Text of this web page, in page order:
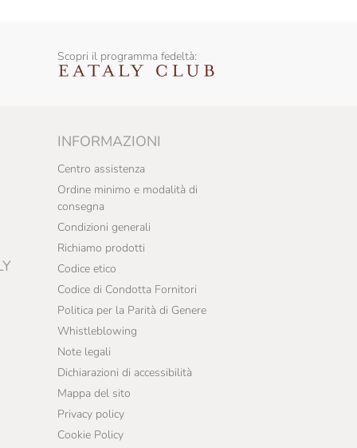
Scopri il programma fedeltà:
INFORMAZIONI
Centro assistenza
Ordine minimo e modalità di
consegna
Condizioni generali
Richiamo prodotti
Codice etico
Codice di Condotta Fornitori
Politica per la Parità di Genere
Whistleblowing
Note legali
Dichiarazioni di accessibilità
Mappa del sito
Privacy policy
Cookie Policy